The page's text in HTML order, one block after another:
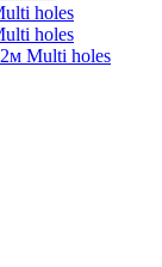
holes
holes
Multi holes